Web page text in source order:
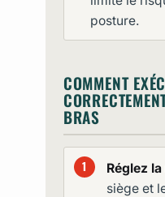
posture.
COMMENT
BRAS
Réglez
siège et